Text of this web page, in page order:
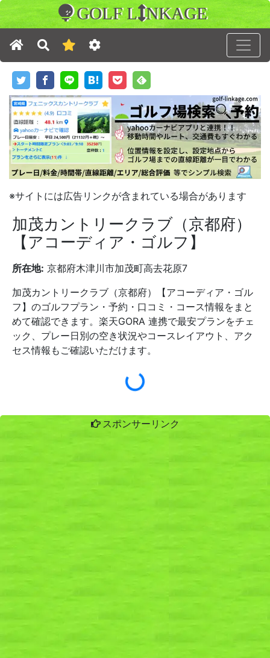
GOLF L NKAGE
※サイトには広告リンクが含まれている場合があります
加茂カントリークラブ（京都府）
【アコーディア・ゴルフ】
所在地: 京都府木津川市加茂町高去花原7
加茂カントリークラブ（京都府）【アコーディア・ゴル
フ】のゴルフプラン・予約・口コミ・コース情報をまと
めて確認できます。楽天GORA 連携で最安プランをチェ
ック、プレー日別の空き状況やコースレイアウト、アク
セス情報もご確認いただけます。
スポンサーリンク